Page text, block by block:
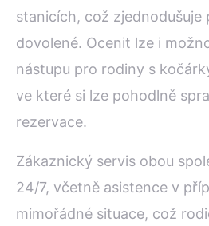
stanicích, což zjednodušuje
dovolené. Ocenit lze i
nástupu pro rodiny s
ve které si lze pohodlně
rezervace.
Zákaznický servis obou
24/7, včetně asistence v
mimořádné situace, což